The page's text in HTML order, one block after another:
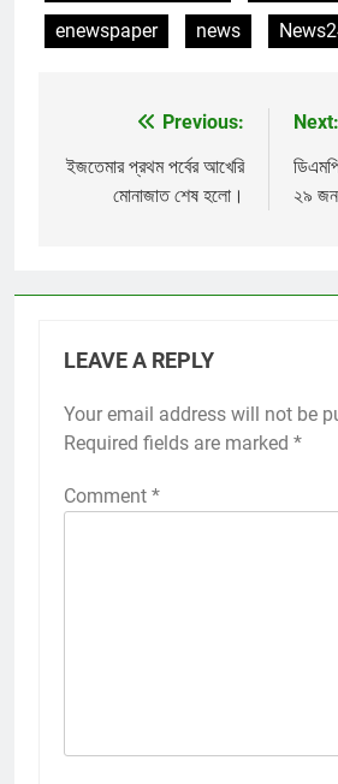
enewspaper news
navigation
Previous:
ইজতেমার প্রথম পর্বের আখেরি
মোনাজাত শেষ হলো।
Next:
২৯
LEAVE A REPLY
Your email address will not be
Required fields are marked *
Comment *